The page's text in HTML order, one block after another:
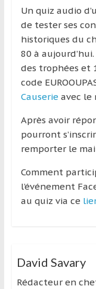
Un quiz audio
de tester ses
historiques du
80 à
des trophées et
code
Causerieavec le
Après avoir
pourront
remporter le
Comment
l’événement
au quiz via ce
David Savary
Rédacteur en